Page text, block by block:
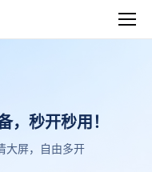
，秒开秒用！
大屏，自由多开